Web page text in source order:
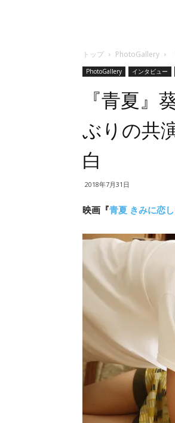
トップ PhotoGallery
PhotoGallery インタビュー
『青夏』
ぶりの共
白
2018年7月31日
映画『青夏 きみに恋